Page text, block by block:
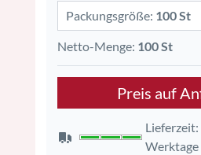
Packungsgröße: 100 St
Netto-Menge: 100 St
Preis auf
Lieferzeit:
Werktage